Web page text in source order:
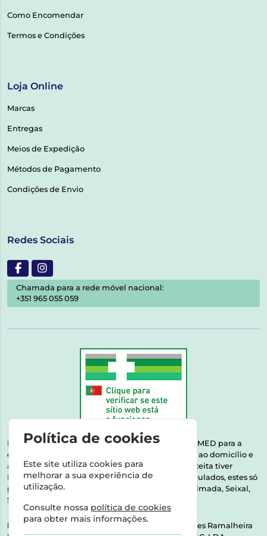
Como Encomendar
Termos e Condições
Loja Online
Marcas
Entregas
Meios de Expedição
Métodos de Pagamento
Condições de Envio
Redes Sociais
Chamada para a rede móvel nacional:
+351 965 055 059
Esta farmácia encontra-se autorizada pelo INFARMED para a
dispensa de medicamentos e produtos de saúde ao domicílio e
através da internet. Medicamentos | Se na sua receita tiver
MSRM, MNSRM, MSRMV ou Medicamentos Manipulados, estes só
podem ser entregues nos seguintes concelhos: Almada, Seixal,
Sesimbra, Oeiras e Lisboa.
Direção Técnica:
Dra. Raquel Alexandra Fernandes Ramalheira
Política de cookies
Este site utiliza cookies para
melhorar a sua experiência de
utilização.
Consulte nossa política de cookies
para obter mais informações.